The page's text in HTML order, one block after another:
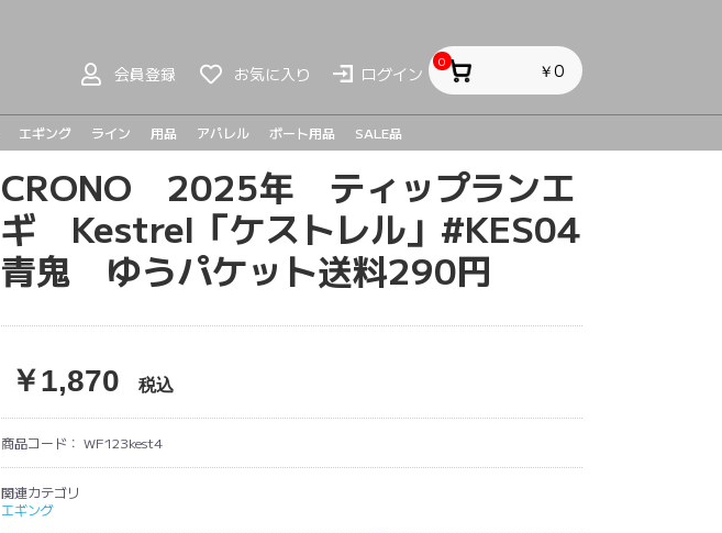
会員登録 お気に入り ログイン
0 ￥0
エギング ライン 用品 アパレル ボート用品 SALE品
CRONO 2025年 ティップランエ
ギ Kestrel「ケストレル」#KES04
青鬼 ゆうパケット送料290円
￥1,870 税込
商品コード： WF123kest4
関連カテゴリ
エギング